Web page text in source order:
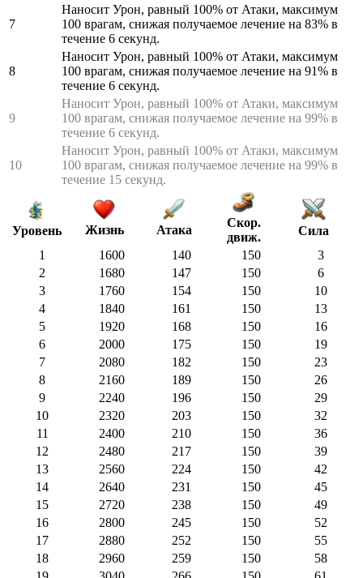
7
Наносит Урон, равный 100% от Атаки, максимум
100 врагам, снижая получаемое лечение на 83% в
течение 6 секунд.
8
Наносит Урон, равный 100% от Атаки, максимум
100 врагам, снижая получаемое лечение на 91% в
течение 6 секунд.
9
Наносит Урон, равный 100% от Атаки, максимум
100 врагам, снижая получаемое лечение на 99% в
течение 6 секунд.
10
Наносит Урон, равный 100% от Атаки, максимум
100 врагам, снижая получаемое лечение на 99% в
течение 15 секунд.
Уровень Жизнь Атака
Скор.
движ.
Сила
1
1600 140 150
3
2
1680 147 150
6
3
1760 154 150
10
4
1840 161 150
13
5
1920 168 150
16
6
2000 175 150
19
7
2080 182 150
23
8
2160 189 150
26
9
2240 196 150
29
10
2320 203 150
32
11
2400 210 150
36
12
2480 217 150
39
13
2560 224 150
42
14
2640 231 150
45
15
2720 238 150
49
16
2800 245 150
52
17
2880 252 150
55
18
2960 259 150
58